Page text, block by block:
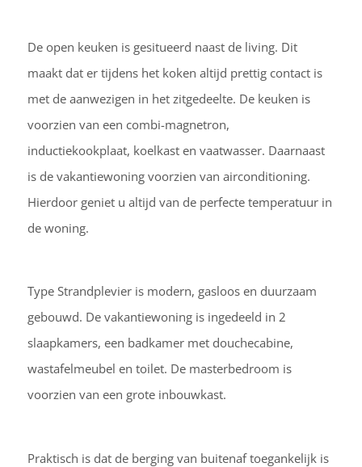
De open keuken is gesitueerd naast de living. Dit
maakt dat er tijdens het koken altijd prettig contact is
met de aanwezigen in het zitgedeelte. De keuken is
voorzien van een combi-magnetron,
inductiekookplaat, koelkast en vaatwasser. Daarnaast
is de vakantiewoning voorzien van airconditioning.
Hierdoor geniet u altijd van de perfecte temperatuur in
de woning.
Type Strandplevier is modern, gasloos en duurzaam
gebouwd. De vakantiewoning is ingedeeld in 2
slaapkamers, een badkamer met douchecabine,
wastafelmeubel en toilet. De masterbedroom is
voorzien van een grote inbouwkast.
Praktisch is dat de berging van buitenaf toegankelijk is